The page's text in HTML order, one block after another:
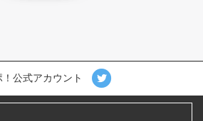
！公式アカウント